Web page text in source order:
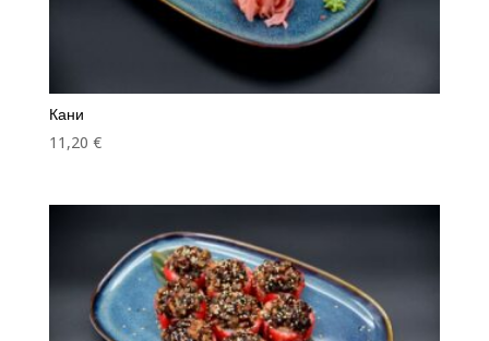
Кани
11,20€